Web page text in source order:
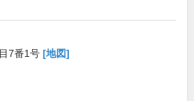
7番1号 [地図]